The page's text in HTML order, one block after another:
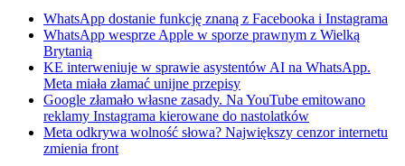
WhatsApp dostanie funkcję znaną z Facebooka i Instagrama
WhatsApp wesprze Apple w sporze prawnym z Wielką
Brytanią
KE interweniuje w sprawie asystentów AI na WhatsApp.
Meta miała złamać unijne przepisy
Google złamało własne zasady. Na YouTube emitowano
reklamy Instagrama kierowane do nastolatków
Meta odkrywa wolność słowa? Największy cenzor internetu
zmienia front